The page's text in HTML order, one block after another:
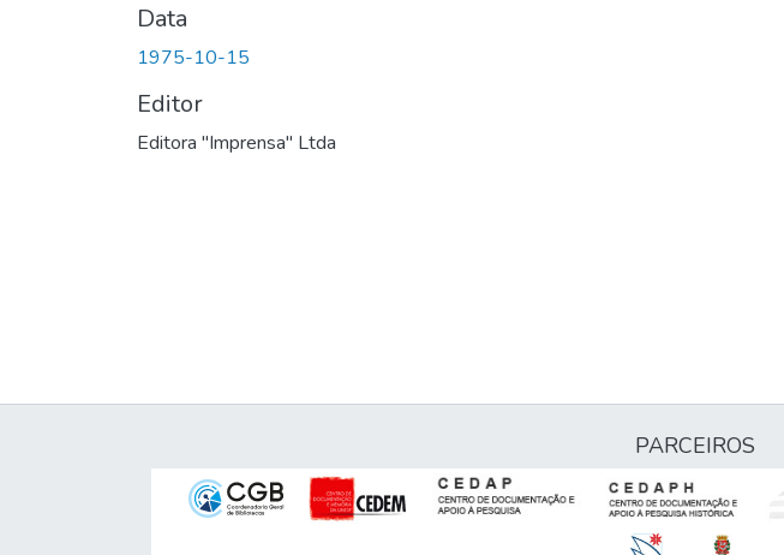
Data
1975-10-15
Editor
Editora "Imprensa" Ltda
PARCEIROS